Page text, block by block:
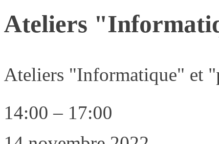
Ateliers
Ateliers "Informatique" et
14:00 – 17:00